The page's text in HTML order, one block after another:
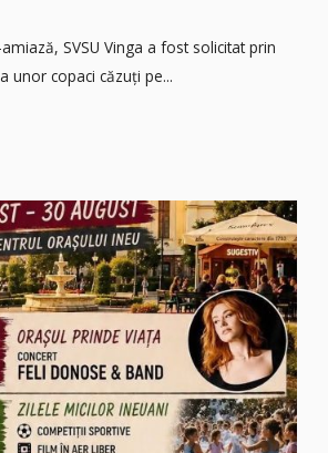
SVSU Vinga a fost solicitat prin
unor copaci căzuți pe...